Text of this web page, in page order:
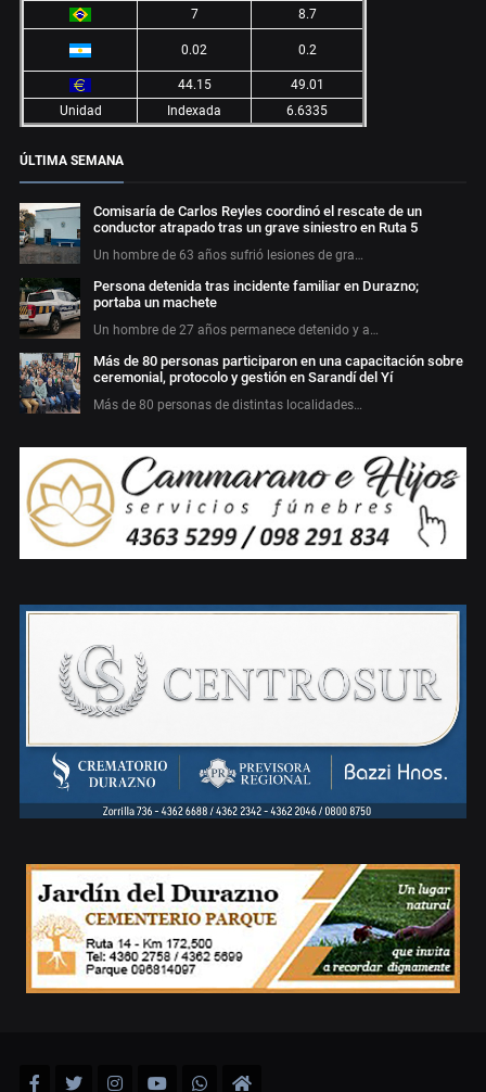
7 8.7
0.02 0.2
44.15
49.01
Unidad
Indexada 6.6335
ÚLTIMA SEMANA
Comisaría de Carlos Reyles coordinó el rescate de un
conductor atrapado tras un grave siniestro en Ruta 5
Un hombre de 63 años sufrió lesiones de gra…
Persona detenida tras incidente familiar en Durazno;
portaba un machete
Un hombre de 27 años permanece detenido y a…
Más de 80 personas participaron en una capacitación sobre
ceremonial, protocolo y gestión en Sarandí del Yí
Más de 80 personas de distintas localidades…